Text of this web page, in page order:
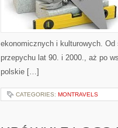
ekonomicznych i kulturowych.
przepychu lat 90. i 2000., aż po
polskie […]
CATEGORIES: MONTRAVELS